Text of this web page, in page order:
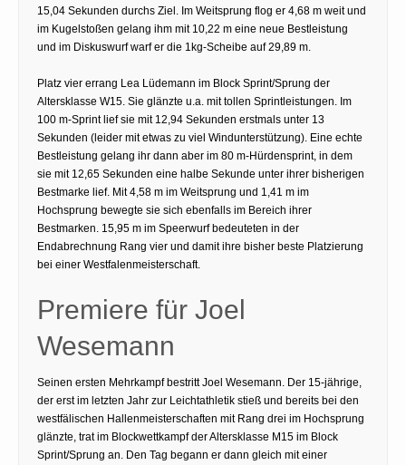
15,04 Sekunden durchs Ziel. Im Weitsprung flog er 4,68 m weit und
im Kugelstoßen gelang ihm mit 10,22 m eine neue Bestleistung
und im Diskuswurf warf er die 1kg-Scheibe auf 29,89 m.
Platz vier errang Lea Lüdemann im Block Sprint/Sprung der
Altersklasse W15. Sie glänzte u.a. mit tollen Sprintleistungen. Im
100 m-Sprint lief sie mit 12,94 Sekunden erstmals unter 13
Sekunden (leider mit etwas zu viel Windunterstützung). Eine echte
Bestleistung gelang ihr dann aber im 80 m-Hürdensprint, in dem
sie mit 12,65 Sekunden eine halbe Sekunde unter ihrer bisherigen
Bestmarke lief. Mit 4,58 m im Weitsprung und 1,41 m im
Hochsprung bewegte sie sich ebenfalls im Bereich ihrer
Bestmarken. 15,95 m im Speerwurf bedeuteten in der
Endabrechnung Rang vier und damit ihre bisher beste Platzierung
bei einer Westfalenmeisterschaft.
Premiere für Joel
Wesemann
Seinen ersten Mehrkampf bestritt Joel Wesemann. Der 15-jährige,
der erst im letzten Jahr zur Leichtathletik stieß und bereits bei den
westfälischen Hallenmeisterschaften mit Rang drei im Hochsprung
glänzte, trat im Blockwettkampf der Altersklasse M15 im Block
Sprint/Sprung an. Den Tag begann er dann gleich mit einer